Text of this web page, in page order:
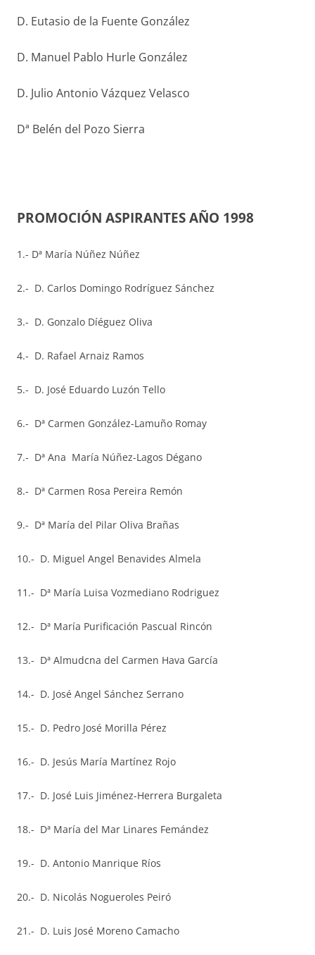
D. Eutasio de la Fuente González
D. Manuel Pablo Hurle González
D. Julio Antonio Vázquez Velasco
Dª Belén del Pozo Sierra
PROMOCIÓN ASPIRANTES AÑO 1998
1.- Dª María Núñez Núñez
2.- D. Carlos Domingo Rodríguez Sánchez
3.- D. Gonzalo Díéguez Oliva
4.- D. Rafael Arnaiz Ramos
5.- D. José Eduardo Luzón Tello
6.- Dª Carmen González-Lamuño Romay
7.- Dª Ana María Núñez-Lagos Dégano
8.- Dª Carmen Rosa Pereira Remón
9.- Dª María del Pilar Oliva Brañas
10.- D. Miguel Angel Benavides Almela
11.- Dª María Luisa Vozmediano Rodriguez
12.- Dª María Purificación Pascual Rincón
13.- Dª Almudcna del Carmen Hava García
14.- D. José Angel Sánchez Serrano
15.- D. Pedro José Morilla Pérez
16.- D. Jesús María Martínez Rojo
17.- D. José Luis Jiménez-Herrera Burgaleta
18.- Dª María del Mar Linares Femández
19.- D. Antonio Manrique Ríos
20.- D. Nicolás Nogueroles Peiró
21.- D. Luis José Moreno Camacho